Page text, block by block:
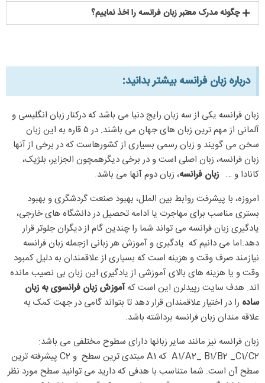
چگونه مدرک معتبر زبان فرانسه را اخذ نماییم؟
درباره زبان فرانسه بیشتر بدانید:​
زبان فرانسه یکی از سه زبان رایج دنیا می باشد که درکنار زبان انگلیسی و
آلمانی از مهم ترین زبان های جهان می باشند. در ۵ قاره به این زبان
سخن می گویند و زبان رسمی بسیاری از کشورهاست که در برخی از آنها
زبان فرانسه، زبان اصلی است و در برخی دیگرهمچون الجزایر، بلژیک،
کانادا و …زبان فرانسه، زبان دوم آنها می باشد.
امروزه، با پیشرفت روابط بین الملل، بهبود صنعت گردشگری و بهبود
بستری مناسب برای مهاجرت یا ادامه تحصیل در دانشگاه های خارجی،
یادگیری زبان فرانسه می تواند شما را چندین گام از دیگران جلوتر قرار
دهد.اما می دانیم که یادگیری و آموزش هر زبانی ازجمله زبان فرانسه
نیازمند صرف وقت و هزینه است که بسیاری از علاقمندان به دلیل کمبود
وقت و یا هزینه­ های بالای آموزشی از یادگیری این زبان بی­ نصیب مانده
اند. هدف سایت رپیدلرن این است کهآموزش زبان فرانسوی به زبان
ساده را در اختیار علاقمندان قرار دهد تا بتواند گامی در جهت کمک به
علاقه مندان زبان فرانسه برداشته باشد.
زبان فرانسه نیز مانند سایر زبانها دارای سطوح مختلفی می باشد:
A1/A2_ B1/B2 _C1/C2 که A1 مبتدی ترین سطح و C2 پیشرفته ترین
سطح آن است. شما متناسب با هدفی که دارید می توانید سطح مورد نظر